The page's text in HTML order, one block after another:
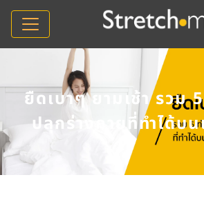
ยืดเบาๆ ยามเช้า รวม
ปลุกร่างกายที่ทำได้บ